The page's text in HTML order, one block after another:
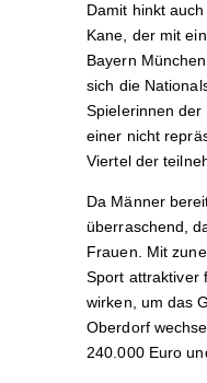
Damit hinkt
Kane, der mit
Bayern
sich die
Spielerinnen
einer nicht
Viertel der
Da Männer
überraschend,
Frauen.
Mit
Sport attraktiver
wirken, um das
Oberdorf
240 .000 Euro